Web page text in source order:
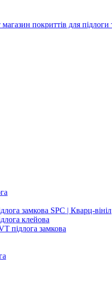
замкова SPC | Кварц-вініл
клейова
підлога замкова